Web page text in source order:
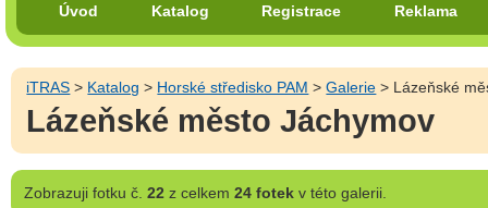
Úvod Katalog Registrace Reklama
iTRAS > Katalog > Horské středisko PAM >Galerie > Lázeňské
Lázeňské město Jáchymov
Zobrazujifotku č. 22 z celkem 24 fotekv této galerii.